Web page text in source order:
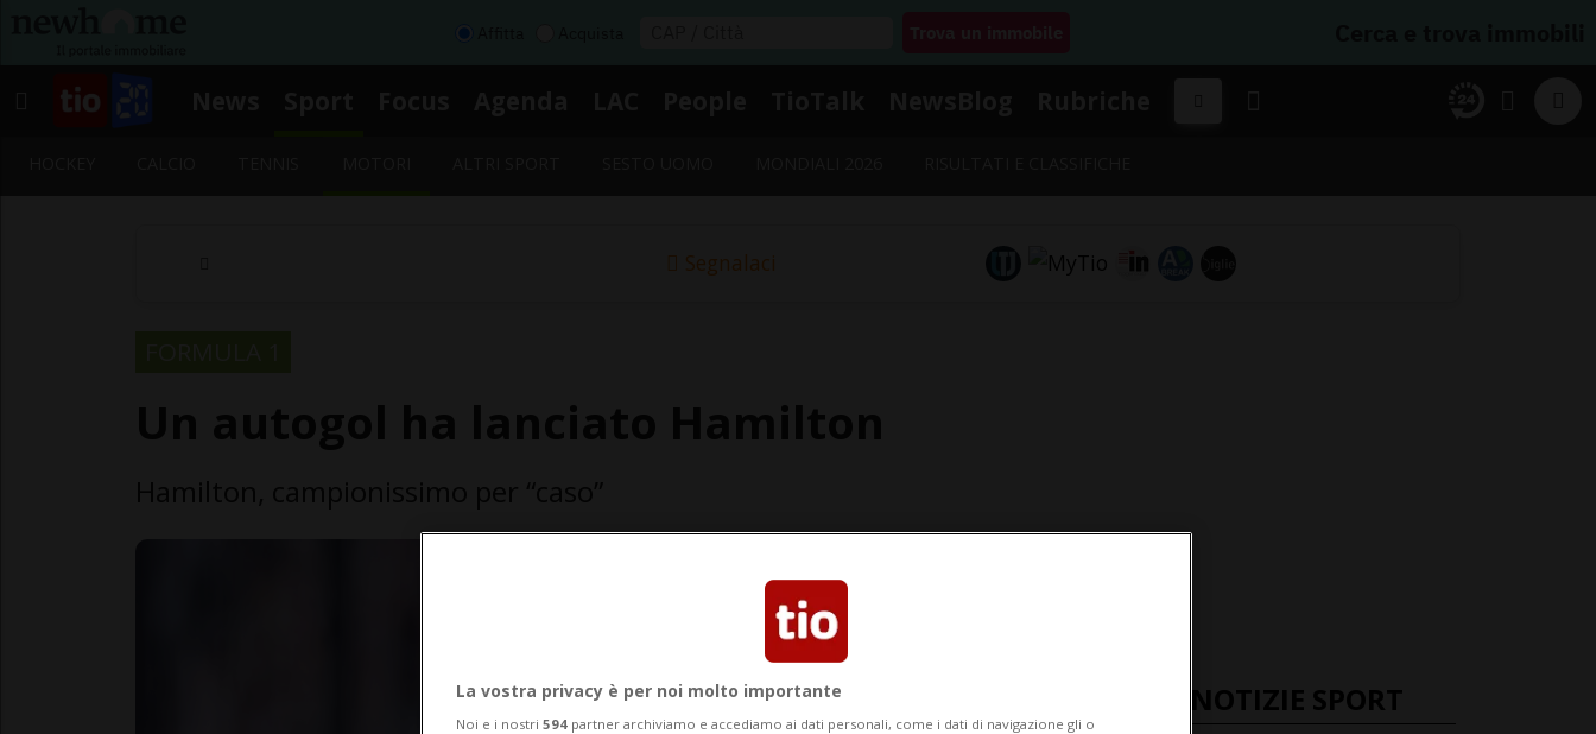
Segnalaci
ULTIME NOTIZIE SPORT
La vostra privacy è per noi molto importante
Noi e i nostri 594 partner archiviamo e accediamo ai dati personali, come i dati di navigazione gli o